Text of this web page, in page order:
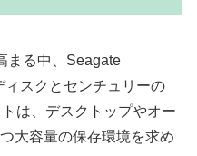
まる中、Seagate
スクとセンチュリーの
は、デスクトップやオー
大容量の保存環境を求め